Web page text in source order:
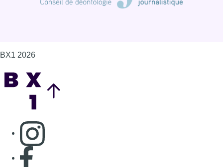
BX1 2026
Consulter page Instagram
Consulter page Facebook